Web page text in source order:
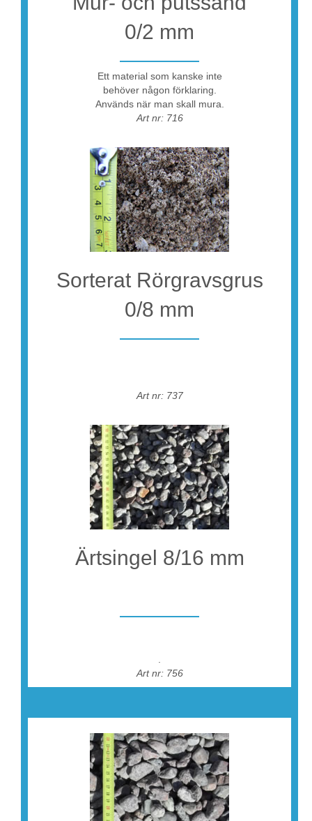
0/2 mm
Ett material som kanske inte
behöver någon förklaring.
Används när man skall mura.
Art nr: 716
Sorterat Rörgravsgrus
0/8 mm
Art nr: 737
Ärtsingel 8/16 mm
Art nr: 756